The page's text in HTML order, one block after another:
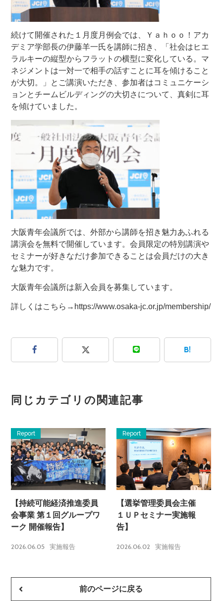
続けて開催された１月度月例会では、Ｙａｈｏｏ！アカ
デミア学部長の伊藤羊一氏を講師に招き、「社会はヒエ
ラルキーの縦型からフラットの横型に変化している。マ
ネジメントは一対一で相手の話すことに耳を傾けること
が大切。」とご講演いただき、参加者はコミュニケーシ
ョンとチームビルディングの大切さについて、真剣に耳
を傾けていました。
大阪青年会議所では、外部から講師を招き魅力あふれる
講演会を無料で開催しています。会員限定の特別講演や
セミナーが好きなだけ参加できることは会員だけの大き
な魅力です。
大阪青年会議所は新入会員を募集しています。
詳しくはこちら→ https://www.osaka-jc.or.jp/membership/
B!
同じカテゴリの関連記事
Report
【持続可能経済推進委員
会事業 第１回グループワ
ーク 開催報告】
2026.06.05 実施報告
Report
【選挙管理委員会主催
１ＵＰセミナー実施報
告】
2026.06.02 実施報告
前のページに戻る